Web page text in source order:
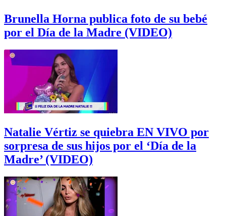
Brunella Horna publica foto de su bebé
por el Día de la Madre (VIDEO)
Natalie Vértiz se quiebra EN VIVO por
sorpresa de sus hijos por el ‘Día de la
Madre’ (VIDEO)